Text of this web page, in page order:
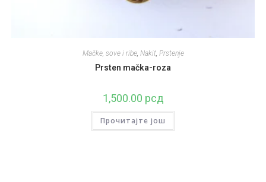
Mačke, sove i ribe, Nakit, Prstenje
Prsten mačka-roza
1,500.00 рсд
Прочитајте још